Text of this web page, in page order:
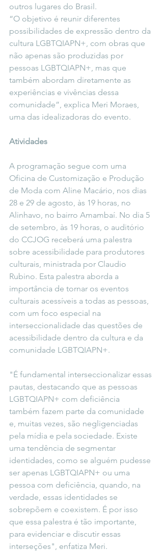
outros lugares do Brasil.
“O objetivo é reunir diferentes
possibilidades de expressão dentro da
cultura LGBTQIAPN+, com obras que
não apenas são produzidas por
pessoas LGBTQIAPN+, mas que
também abordam diretamente as
experiências e vivências dessa
comunidade”, explica Meri Moraes,
uma das idealizadoras do evento.
Atividades
A programação segue com uma
Oficina de Customização e Produção
de Moda com Aline Macário, nos dias
28 e 29 de agosto, às 19 horas, no
Alinhavo, no bairro Amambaí. No dia 5
de setembro, às 19 horas, o auditório
do CCJOG receberá uma palestra
sobre acessibilidade para produtores
culturais, ministrada por Claudio
Rubino. Esta palestra aborda a
importância de tornar os eventos
culturais acessíveis a todas as pessoas,
com um foco especial na
interseccionalidade das questões de
acessibilidade dentro da cultura e da
comunidade LGBTQIAPN+.
"É fundamental interseccionalizar essas
pautas, destacando que as pessoas
LGBTQIAPN+ com deficiência
também fazem parte da comunidade
e, muitas vezes, são negligenciadas
pela mídia e pela sociedade. Existe
uma tendência de segmentar
identidades, como se alguém pudesse
ser apenas LGBTQIAPN+ ou uma
pessoa com deficiência, quando, na
verdade, essas identidades se
sobrepõem e coexistem. É por isso
que essa palestra é tão importante,
para evidenciar e discutir essas
interseções", enfatiza Meri.